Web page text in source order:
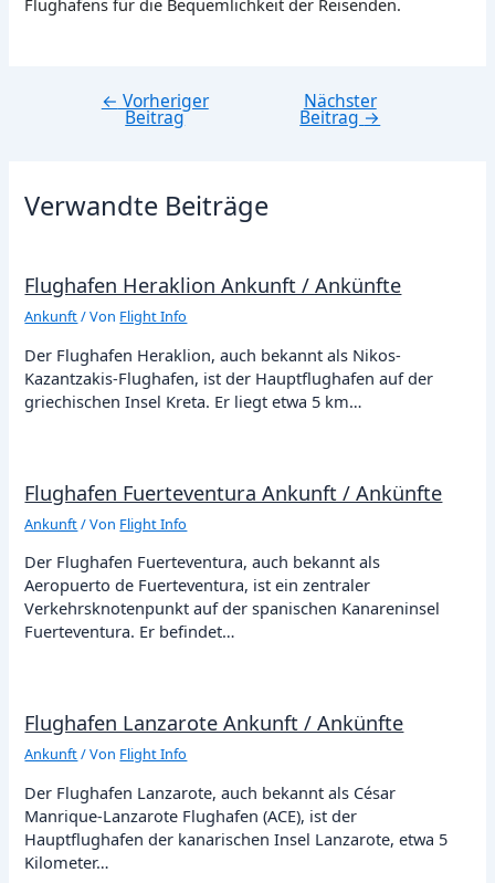
Flughafens für die Bequemlichkeit der Reisenden.
Beitragsnavigation
← Vorheriger
Beitrag
Nächster
Beitrag→
Verwandte Beiträge
Flughafen Heraklion Ankunft / Ankünfte
Ankunft/ Von Flight Info
Der Flughafen Heraklion, auch bekannt als Nikos-
Kazantzakis-Flughafen, ist der Hauptflughafen auf der
griechischen Insel Kreta. Er liegt etwa 5 km…
Flughafen Fuerteventura Ankunft / Ankünfte
Ankunft/ Von Flight Info
Der Flughafen Fuerteventura, auch bekannt als
Aeropuerto de Fuerteventura, ist ein zentraler
Verkehrsknotenpunkt auf der spanischen Kanareninsel
Fuerteventura. Er befindet…
Flughafen Lanzarote Ankunft / Ankünfte
Ankunft/ Von Flight Info
Der Flughafen Lanzarote, auch bekannt als César
Manrique-Lanzarote Flughafen (ACE), ist der
Hauptflughafen der kanarischen Insel Lanzarote, etwa 5
Kilometer…